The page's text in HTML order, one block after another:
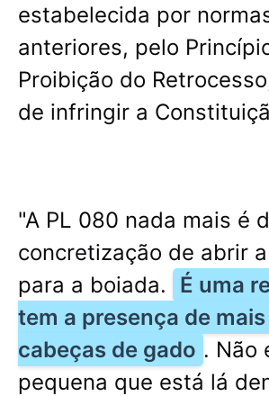
estabelecida por
anteriores, pelo
Proibição do
de infringir a
"A PL 080 nada mais é
concretização de abrir
para a boiada.
É uma
tem a presença de
cabeças de gado . Não
pequena que está lá